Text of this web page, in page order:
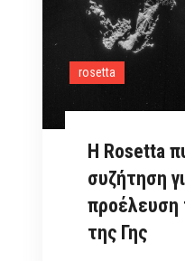
rosetta
Η Rosetta
συζήτηση
της Γης